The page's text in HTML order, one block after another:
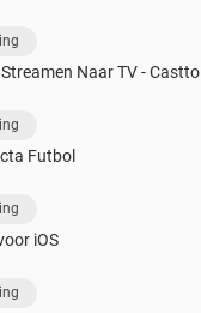
Naar TV - Castto
Futbol
iOS